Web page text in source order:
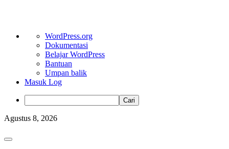
Tentang
WordPress
WordPress.org
Dokumentasi
Belajar WordPress
Bantuan
Umpan balik
Masuk Log
Cari
Skip
content
Agustus 8, 2026
Primary